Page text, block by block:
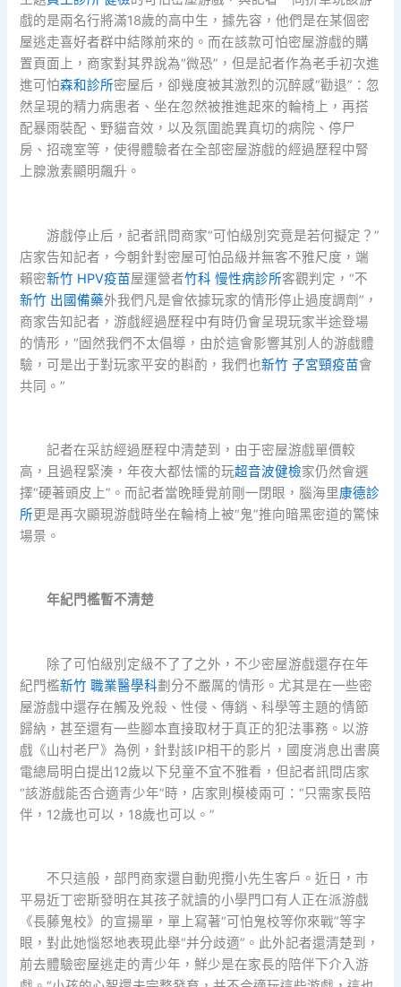
戲的是兩名行將滿18歲的高中生，據先容，他們是在某個密
屋逃走喜好者群中結隊前來的。而在該款可怕密屋游戲的購
置頁面上，商家對其界說為“微恐”，但是記者作為老手初次進
進可怕森和診所密屋后，卻幾度被其激烈的沉醉感“勸退”：忽
然呈現的精力病患者、坐在忽然被推進起來的輪椅上，再搭
配暴雨裝配、野貓音效，以及氛圍詭異真切的病院、停尸
房、招魂室等，使得體驗者在全部密屋游戲的經過歷程中腎
上腺激素顯明飆升。
游戲停止后，記者訊問商家“可怕級別究竟是若何擬定？”
店家告知記者，今朝針對密屋可怕品級并無客不雅尺度，端
賴密新竹 HPV疫苗屋運營者竹科 慢性病診所客觀判定，“不
新竹 出國備藥外我們凡是會依據玩家的情形停止過度調劑”，
商家告知記者，游戲經過歷程中有時仍會呈現玩家半途登場
的情形，“固然我們不太倡導，由於這會影響其別人的游戲體
驗，可是出于對玩家平安的斟酌，我們也新竹 子宮頸疫苗會
共同。”
記者在采訪經過歷程中清楚到，由于密屋游戲單價較
高，且過程緊湊，年夜大都怯懦的玩超音波健檢家仍然會選
擇“硬著頭皮上”。而記者當晚睡覺前剛一閉眼，腦海里康德診
所更是再次顯現游戲時坐在輪椅上被“鬼”推向暗黑密道的驚悚
場景。
年紀門檻暫不清楚
除了可怕級別定級不了了之外，不少密屋游戲還存在年
紀門檻新竹 職業醫學科劃分不嚴厲的情形。尤其是在一些密
屋游戲中還存在觸及兇殺、性侵、傳銷、科學等主題的情節
歸納，甚至還有一些腳本直接取材于真正的犯法事務。以游
戲《山村老尸》為例，針對該IP相干的影片，國度消息出書廣
電總局明白提出12歲以下兒童不宜不雅看，但記者訊問店家
“該游戲能否合適青少年”時，店家則模棱兩可：“只需家長陪
伴，12歲也可以，18歲也可以。”
不只這般，部門商家還自動兜攬小先生客戶。近日，市
平易近丁密斯發明在其孩子就讀的小學門口有人正在派游戲
《長藤鬼校》的宣揚單，單上寫著“可怕鬼校等你來戰”等字
眼，對此她惱怒地表現此舉“并分歧適”。此外記者還清楚到，
前去體驗密屋逃走的青少年，鮮少是在家長的陪伴下介入游